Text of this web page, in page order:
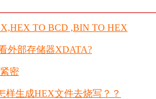
TO BCD ,BIN TO HEX
外部存储器XDATA?
密
样生成HEX文件去烧写？？